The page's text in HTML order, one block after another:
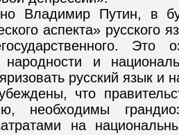
Владимир Путин, в
аспекта» русского
Это
и
русский язык и
что
необходимы
на